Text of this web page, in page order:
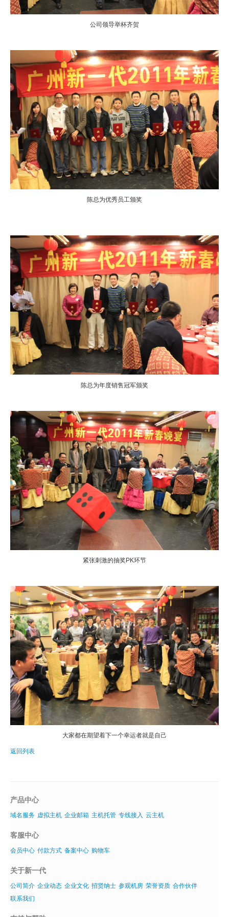
公司领导举杯齐贺
陈总为优秀员工颁奖
陈总为年度销售冠军颁奖
紧张刺激的抽奖PK环节
大家都在期望着下一个幸运者就是自己
返回列表
产品中心
域名服务 虚拟主机 企业邮箱 主机托管 专线接入 云主机
客服中心
会员中心 付款方式 备案中心 购物车
关于新一代
公司简介 企业动态 企业文化 招贤纳士 参观机房 荣誉资质 合作伙伴
联系我们